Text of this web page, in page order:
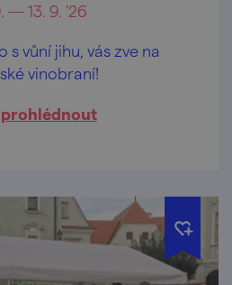
— 13. 9. '26
s vůní jihu, vás zve na
vinobraní!
prohlédnout